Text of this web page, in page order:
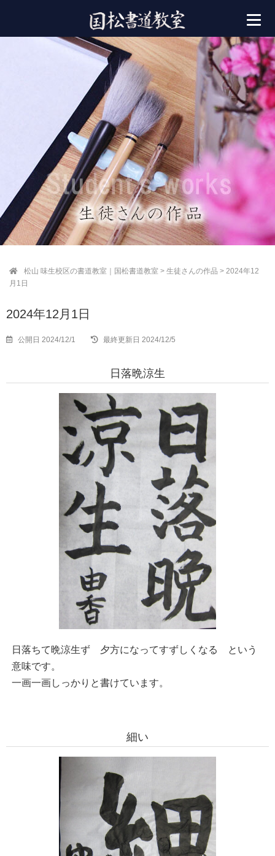
松山 味生校区の書道教室｜国松書道教室 > 生徒さんの作品 > 2024年12
月1日
2024年12月1日
公開日 2024/12/1 最終更新日 2024/12/5
日落晩涼生
日落ちて晩涼生ず 夕方になってすずしくなる という
意味です。
一画一画しっかりと書けています。
細い